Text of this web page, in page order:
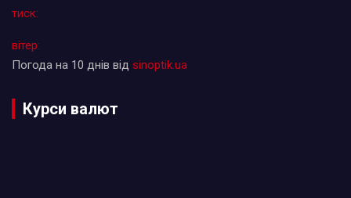
тиск:
вітер:
Погода на 10 днів від sinoptik.ua
Курси валют